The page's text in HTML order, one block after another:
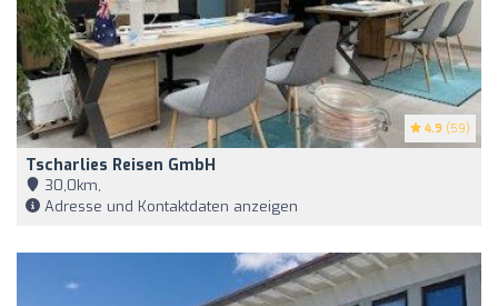
4.9 (59)
Tscharlies Reisen GmbH
30,0km,
Adresse und Kontaktdaten anzeigen